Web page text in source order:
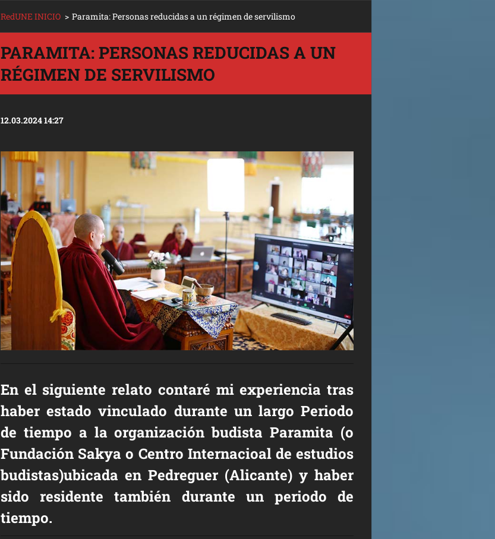
RedUNE INICIO > Paramita: Personas reducidas a un régimen de servilismo
PARAMITA: PERSONAS REDUCIDAS A UN
RÉGIMEN DE SERVILISMO
12.03.2024 14:27
En el siguiente relato contaré mi experiencia tras
haber estado vinculado durante un largo Periodo
de tiempo a la organización budista Paramita (o
Fundación Sakya o Centro Internacioal de estudios
budistas)ubicada en Pedreguer (Alicante) y haber
sido residente también durante un periodo de
tiempo.